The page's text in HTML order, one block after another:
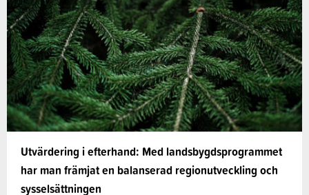
Utvärdering i efterhand: Med landsbygdsprogrammet
har man främjat en balanserad regionutveckling och
sysselsättningen